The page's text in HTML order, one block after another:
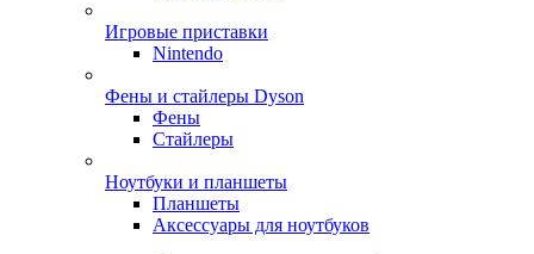
Игровые приставки
Nintendo
Фены и стайлеры Dyson
Фены
Стайлеры
Ноутбуки и планшеты
Планшеты
Аксессуары для ноутбуков